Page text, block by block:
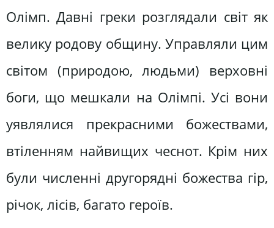
Олімп. Давні греки розглядали світ як
велику родову общину. Управляли цим
світом (природою, людьми) верховні
боги, що мешкали на Олімпі. Усі вони
уявлялися прекрасними божествами,
втіленням найвищих чеснот. Крім них
були численні другорядні божества гір,
річок, лісів, багато героїв.